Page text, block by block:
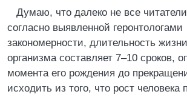
Думаю, что далеко не все
согласно выявленной геронтологами
закономерности, длительность
организма составляет 7–10 сроков,
момента его рождения до
исходить из того, что рост человека